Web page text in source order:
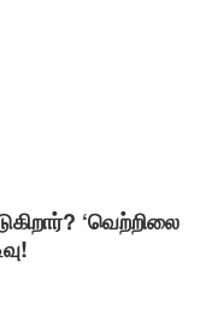
‘வெற்றிலை